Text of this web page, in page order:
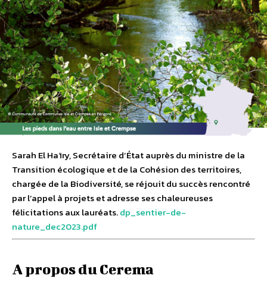
Sarah El Haïry, Secrétaire d’État auprès du ministre de la
Transition écologique et de la Cohésion des territoires,
chargée de la Biodiversité, se réjouit du succès rencontré
par l’appel à projets et adresse ses chaleureuses
félicitations aux lauréats.dp_sentier-de-
nature_dec2023.pdf
A propos du Cerema